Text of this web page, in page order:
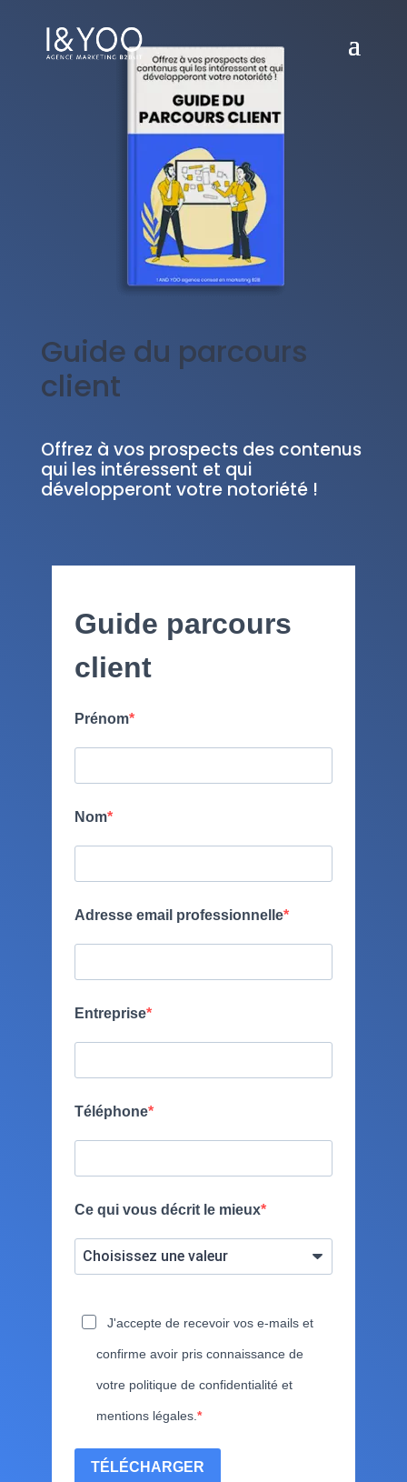
Guide du parcours
client
Offrez à vos prospects des contenus
qui les intéressent et qui
développeront votre notoriété !
Guide parcours
client
Prénom
Nom
Adresse email professionnelle
Entreprise
Téléphone
Ce qui vous décrit le mieux
J'accepte de recevoir vos e-mails et
confirme avoir pris connaissance de
votre politique de confidentialité et
mentions légales.
TÉLÉCHARGER